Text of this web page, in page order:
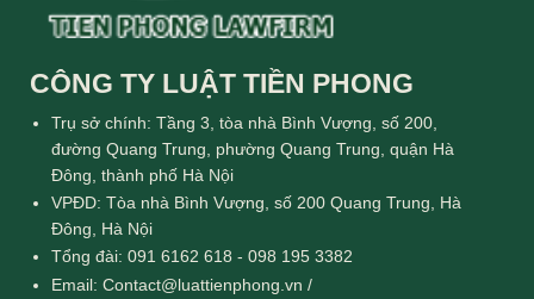
CÔNG TY LUẬT TIỀN PHONG
Trụ sở chính: Tầng 3, tòa nhà Bình Vượng, số 200,
đường Quang Trung, phường Quang Trung, quận Hà
Đông, thành phố Hà Nội
VPĐD: Tòa nhà Bình Vượng, số 200 Quang Trung, Hà
Đông, Hà Nội
Tổng đài: 091 6162 618 - 098 195 3382
Email: Contact@luattienphong.vn /